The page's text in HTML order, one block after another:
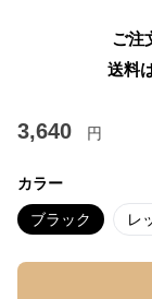
ご注
送料
3,640 円
カラー
ブラック レ